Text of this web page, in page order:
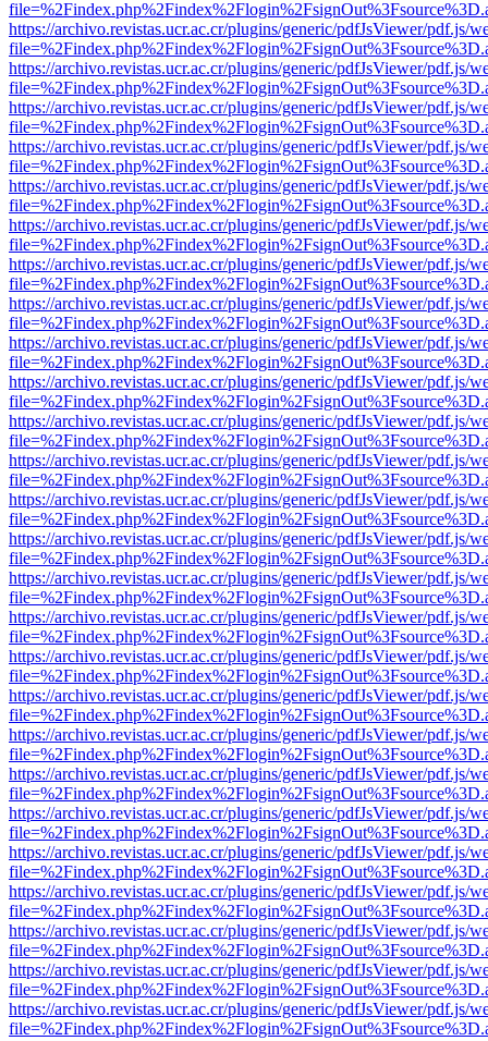
https://archivo.revistas.ucr.ac.cr/plugins/generic/pdfJsViewer/pdf.js/
https://archivo.revistas.ucr.ac.cr/plugins/generic/pdfJsViewer/pdf.js/
https://archivo.revistas.ucr.ac.cr/plugins/generic/pdfJsViewer/pdf.js/
https://archivo.revistas.ucr.ac.cr/plugins/generic/pdfJsViewer/pdf.js/
https://archivo.revistas.ucr.ac.cr/plugins/generic/pdfJsViewer/pdf.js/
https://archivo.revistas.ucr.ac.cr/plugins/generic/pdfJsViewer/pdf.js/
https://archivo.revistas.ucr.ac.cr/plugins/generic/pdfJsViewer/pdf.js/
https://archivo.revistas.ucr.ac.cr/plugins/generic/pdfJsViewer/pdf.js/
https://archivo.revistas.ucr.ac.cr/plugins/generic/pdfJsViewer/pdf.js/
https://archivo.revistas.ucr.ac.cr/plugins/generic/pdfJsViewer/pdf.js/
https://archivo.revistas.ucr.ac.cr/plugins/generic/pdfJsViewer/pdf.js/
https://archivo.revistas.ucr.ac.cr/plugins/generic/pdfJsViewer/pdf.js/
https://archivo.revistas.ucr.ac.cr/plugins/generic/pdfJsViewer/pdf.js/
https://archivo.revistas.ucr.ac.cr/plugins/generic/pdfJsViewer/pdf.js/
https://archivo.revistas.ucr.ac.cr/plugins/generic/pdfJsViewer/pdf.js/
https://archivo.revistas.ucr.ac.cr/plugins/generic/pdfJsViewer/pdf.js/
https://archivo.revistas.ucr.ac.cr/plugins/generic/pdfJsViewer/pdf.js/
https://archivo.revistas.ucr.ac.cr/plugins/generic/pdfJsViewer/pdf.js/
https://archivo.revistas.ucr.ac.cr/plugins/generic/pdfJsViewer/pdf.js/
https://archivo.revistas.ucr.ac.cr/plugins/generic/pdfJsViewer/pdf.js/
https://archivo.revistas.ucr.ac.cr/plugins/generic/pdfJsViewer/pdf.js/
https://archivo.revistas.ucr.ac.cr/plugins/generic/pdfJsViewer/pdf.js/
https://archivo.revistas.ucr.ac.cr/plugins/generic/pdfJsViewer/pdf.js/
https://archivo.revistas.ucr.ac.cr/plugins/generic/pdfJsViewer/pdf.js/
https://archivo.revistas.ucr.ac.cr/plugins/generic/pdfJsViewer/pdf.js/
https://archivo.revistas.ucr.ac.cr/plugins/generic/pdfJsViewer/pdf.js/